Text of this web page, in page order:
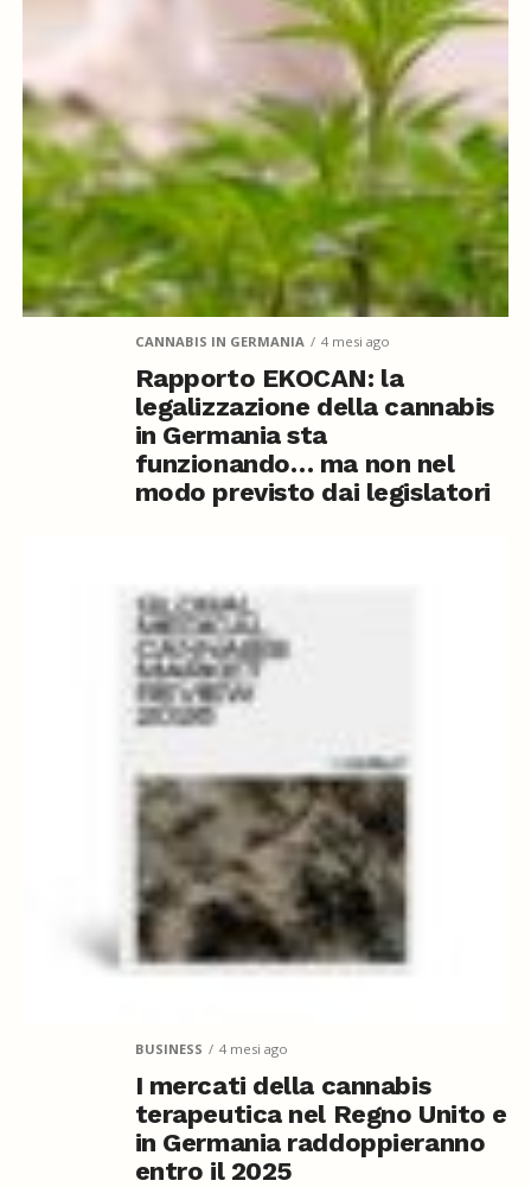
CANNABIS IN GERMANIA 4 mesi ago
Rapporto EKOCAN: la
legalizzazione della cannabis
in Germania sta
funzionando… ma non nel
modo previsto dai legislatori
BUSINESS 4 mesi ago
I mercati della cannabis
terapeutica nel Regno Unito e
in Germania raddoppieranno
entro il 2025